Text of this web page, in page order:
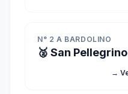
N° 2 A BARDOLINO
🥈 San Pellegrino
→